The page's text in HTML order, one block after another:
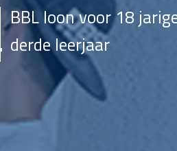
BBL loon voor 18
derde leerjaar